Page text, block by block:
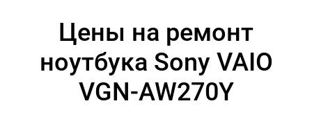
Цены на ремонт
ноутбука Sony VAIO
VGN-AW270Y